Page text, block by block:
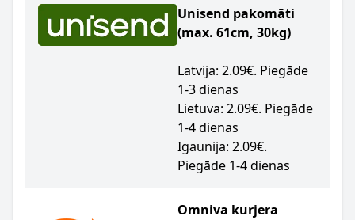
Unisend pakomāti
(max. 61cm, 30kg)
Latvija: 2.09€. Piegāde
1-3 dienas
Lietuva: 2.09€. Piegāde
1-4 dienas
Igaunija: 2.09€.
Piegāde 1-4 dienas
Omniva kurjera